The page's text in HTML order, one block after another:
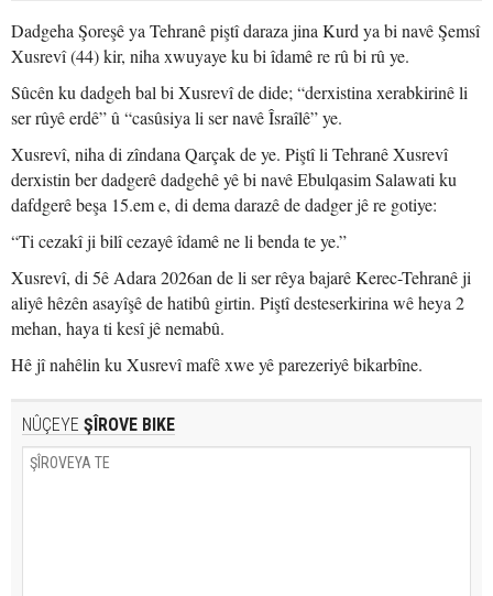
Dadgeha Şoreşê ya Tehranê piştî daraza jina Kurd ya bi navê Şemsî
Xusrevî (44) kir, niha xwuyaye ku bi îdamê re rû bi rû ye.
Sûcên ku dadgeh bal bi Xusrevî de dide; “derxistina xerabkirinê li
ser rûyê erdê” û “casûsiya li ser navê Îsraîlê” ye.
Xusrevî, niha di zîndana Qarçak de ye. Piştî li Tehranê Xusrevî
derxistin ber dadgerê dadgehê yê bi navê Ebulqasim Salawati ku
dafdgerê beşa 15.em e, di dema darazê de dadger jê re gotiye:
“Ti cezakî ji bilî cezayê îdamê ne li benda te ye.”
Xusrevî, di 5ê Adara 2026an de li ser rêya bajarê Kerec-Tehranê ji
aliyê hêzên asayîşê de hatibû girtin. Piştî desteserkirina wê heya 2
mehan, haya ti kesî jê nemabû.
Hê jî nahêlin ku Xusrevî mafê xwe yê parezeriyê bikarbîne.
NÛÇEYE ŞÎROVE BIKE